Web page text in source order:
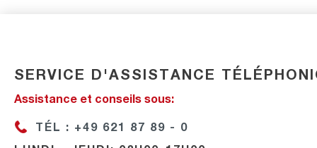
SERVICE D'ASSISTANCE
Assistance et conseils sous:
TÉL : +49 621 87 89 - 0